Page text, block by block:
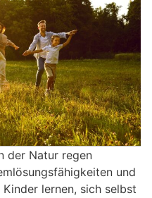
der Natur regen
und
lernen, sich selbst